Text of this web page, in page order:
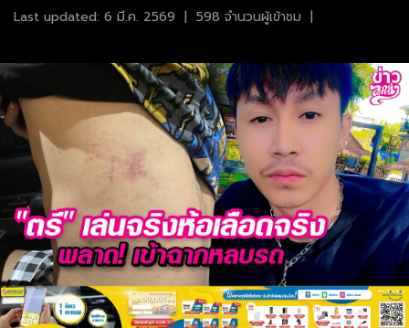
Last updated: 6 มี.ค. 2569 | 598 จำนวนผู้เข้าชม |